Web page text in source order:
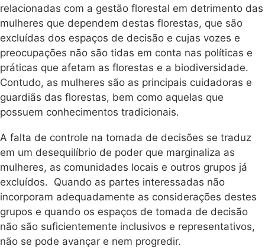
relacionadas com a gestão florestal em detrimento das
mulheres que dependem destas florestas, que são
excluídas dos espaços de decisão e cujas vozes e
preocupações não são tidas em conta nas políticas e
práticas que afetam as florestas e a biodiversidade.
Contudo, as mulheres são as principais cuidadoras e
guardiãs das florestas, bem como aquelas que
possuem conhecimentos tradicionais.
A falta de controle na tomada de decisões se traduz
em um desequilíbrio de poder que marginaliza as
mulheres, as comunidades locais e outros grupos já
excluídos. Quando as partes interessadas não
incorporam adequadamente as considerações destes
grupos e quando os espaços de tomada de decisão
não são suficientemente inclusivos e representativos,
não se pode avançar e nem progredir.